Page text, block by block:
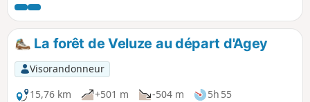
Darcey puis la Grotte. Il n'est pas répertorié sur
les cartes IGN et c'est pour cela que l'application
Visorando m'a permis de suivre ma trace et la
mettre en évidence.
La forêt de Veluze au départ d'Agey
Visorandonneur
15,76 km
+501 m -504 m
5h 55